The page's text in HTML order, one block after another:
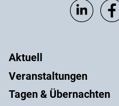
Aktuell
Veranstaltungen
Tagen & Übernachten